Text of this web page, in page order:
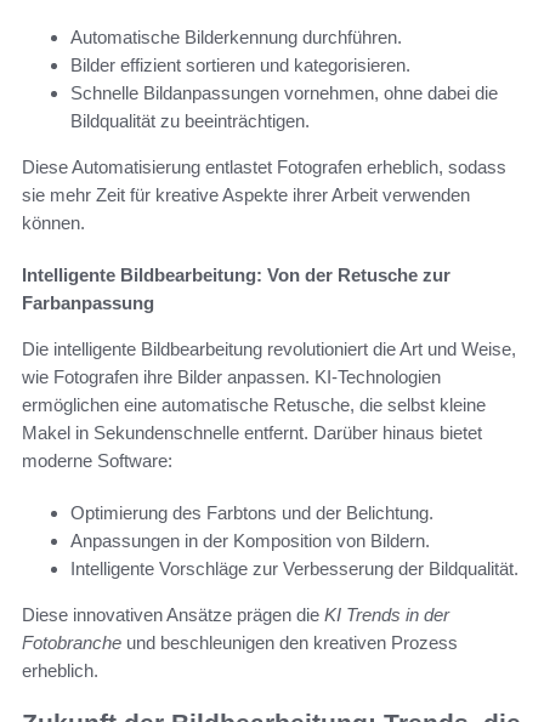
Automatische Bilderkennung durchführen.
Bilder effizient sortieren und kategorisieren.
Schnelle Bildanpassungen vornehmen, ohne dabei die
Bildqualität zu beeinträchtigen.
Diese Automatisierung entlastet Fotografen erheblich, sodass
sie mehr Zeit für kreative Aspekte ihrer Arbeit verwenden
können.
Intelligente Bildbearbeitung: Von der Retusche zur
Farbanpassung
Die intelligente Bildbearbeitung revolutioniert die Art und Weise,
wie Fotografen ihre Bilder anpassen. KI-Technologien
ermöglichen eine automatische Retusche, die selbst kleine
Makel in Sekundenschnelle entfernt. Darüber hinaus bietet
moderne Software:
Optimierung des Farbtons und der Belichtung.
Anpassungen in der Komposition von Bildern.
Intelligente Vorschläge zur Verbesserung der Bildqualität.
Diese innovativen Ansätze prägen die KI Trends in der
Fotobranche und beschleunigen den kreativen Prozess
erheblich.